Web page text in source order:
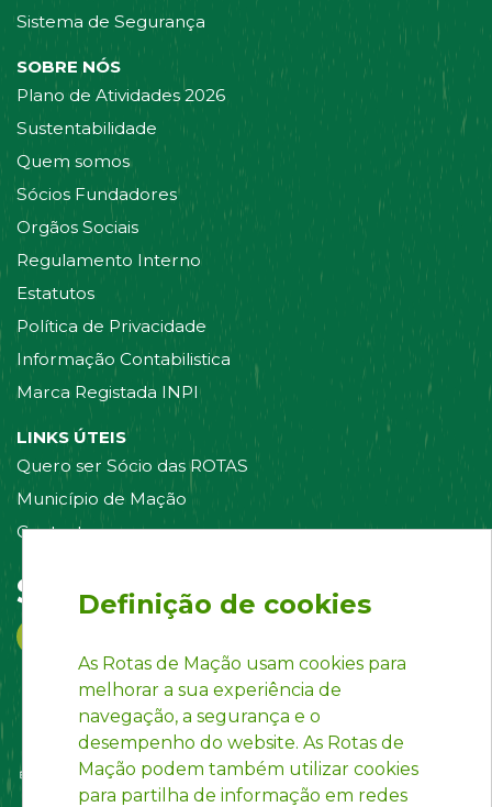
Sistema de Segurança
SOBRE NÓS
Plano de Atividades 2026
Sustentabilidade
Quem somos
Sócios Fundadores
Orgãos Sociais
Regulamento Interno
Estatutos
Política de Privacidade
Informação Contabilistica
Marca Registada INPI
LINKS ÚTEIS
Quero ser Sócio das ROTAS
Município de Mação
Contacte-nos
Siga-nos em:
Definição de cookies
As Rotas de Mação usam cookies para
melhorar a sua experiência de
navegação, a segurança e o
desempenho do website. As Rotas de
Mação podem também utilizar cookies
para partilha de informação em redes